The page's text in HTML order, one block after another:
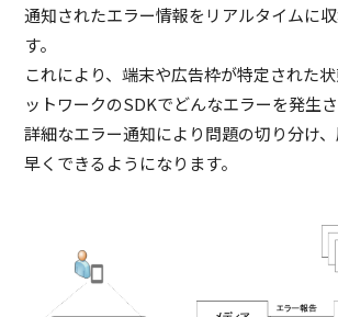
通知されたエラー情報をリアルタイムに
す。
これにより、端末や広告枠が特定された
ットワークのSDKでどんなエラーを発生さ
詳細なエラー通知により問題の切り分け
早くできるようになります。